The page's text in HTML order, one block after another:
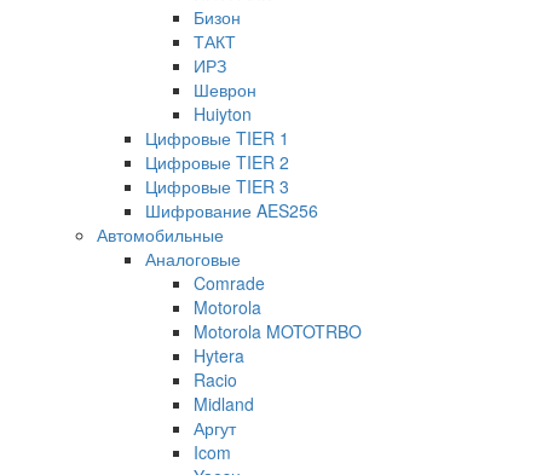
Бизон
ТАКТ
ИРЗ
Шеврон
Huiyton
Цифровые TIER 1
Цифровые TIER 2
Цифровые TIER 3
Шифрование AES256
Автомобильные
Аналоговые
Comrade
Motorola
Motorola MOTOTRBO
Hytera
Racio
Midland
Аргут
Icom